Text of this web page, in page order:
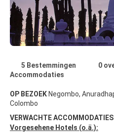
5 Bestemmingen 0
Accommodaties
OP BEZOEK Negombo,
Colombo
VERWACHTE ACCOMMODATIES
Vorgesehene Hotels (o.ä.):